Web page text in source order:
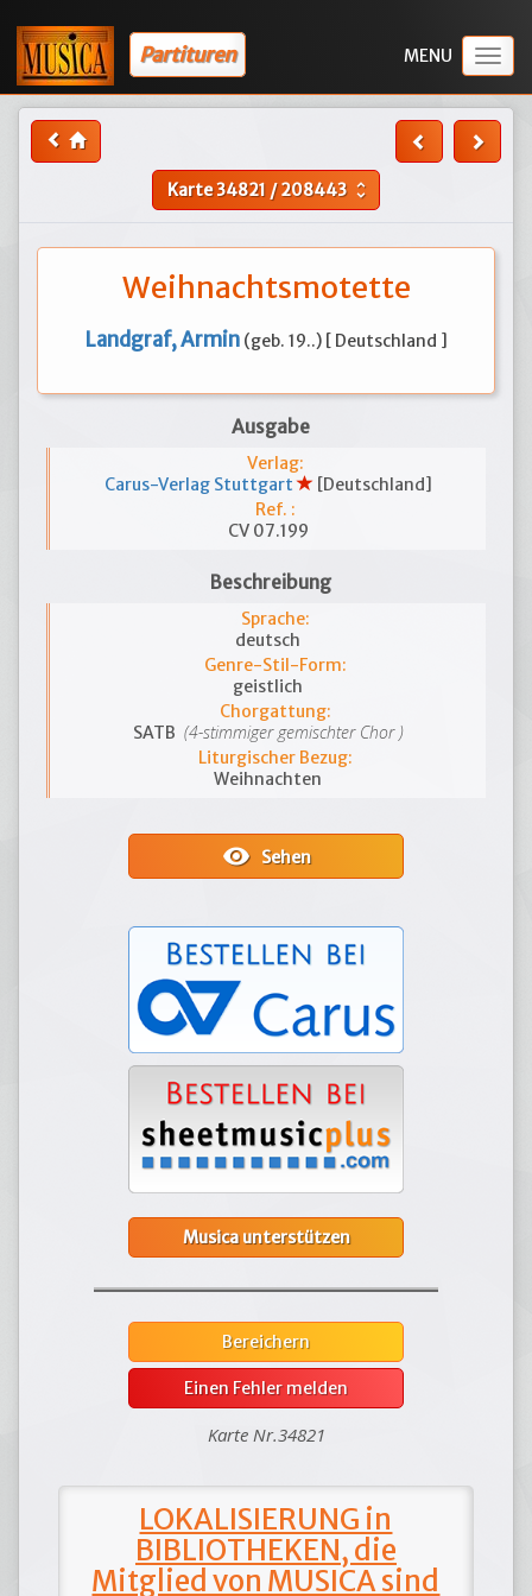
Partituren
Karte34821 /208443 unfold_more
Weihnachtsmotette
Landgraf, Armin (geb. 19..) [ Deutschland ]
Ausgabe
Verlag:
Carus-Verlag Stuttgart
[Deutschland]
Ref. :
CV 07.199
Beschreibung
Sprache:
deutsch
Genre-Stil-Form:
geistlich
Chorgattung:
SATB (4-stimmiger gemischter Chor )
Liturgischer Bezug:
Weihnachten
visibilitySehen
Musica unterstützen
Bereichern
Einen Fehler melden
Karte Nr.34821
LOKALISIERUNG in
BIBLIOTHEKEN, die
Mitglied von MUSICA sind